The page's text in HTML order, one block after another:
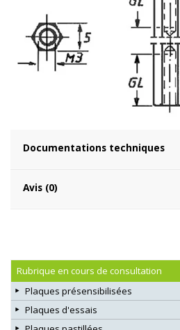
Documentations techniques
Avis (0)
Rubrique en cours de consultation
Plaques présensibilisées
Plaques d'essais